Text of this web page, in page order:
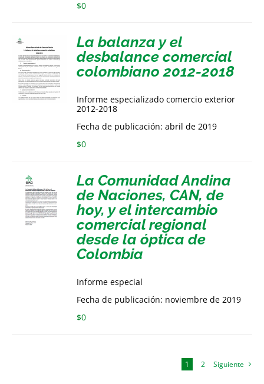
$0
La balanza y el
desbalance comercial
colombiano 2012-2018
Informe especializado comercio exterior
2012-2018
Fecha de publicación: abril de 2019
$0
La Comunidad Andina
de Naciones, CAN, de
hoy, y el intercambio
comercial regional
desde la óptica de
Colombia
Informe especial
Fecha de publicación: noviembre de 2019
$0
1 2 Siguiente